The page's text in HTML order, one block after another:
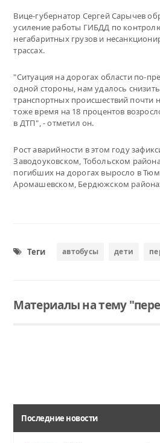
Вице-губернатор Сергей Сарычев
усиление работы ГИБДД по
негабаритных грузов и
трассах.
"Ситуация на дорогах области по-
одной стороны, нам удалось
транспортных происшествий почти
тоже время на 18 процентов
в ДТП", - отметил он.
Рост аварийности в этом году
Заводоуковском, Тобольском
погибших на дорогах выросло в
Аромашевском, Бердюжском
Теги автобусы дети
Материалы на тему
Последние новости